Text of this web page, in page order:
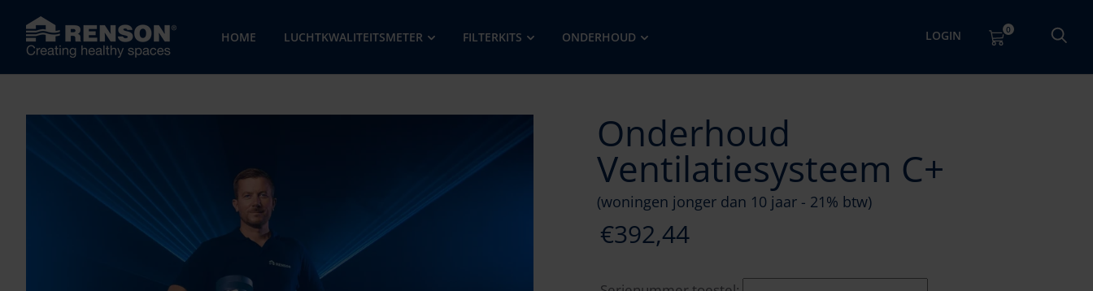
HOME LUCHTKWALITEITSMETER FILTERKITS ONDERHOUD LOGIN 0
Onderhoud
Ventilatiesysteem C+
(woningen jonger dan 10 jaar - 21% btw)
€392,44